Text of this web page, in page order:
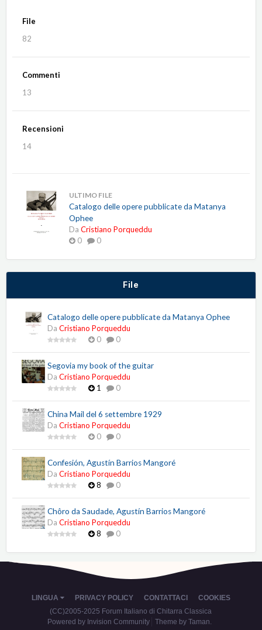
File
82
Commenti
13
Recensioni
14
ULTIMO FILE
Catalogo delle opere pubblicate da Matanya
Ophee
Da Cristiano Porqueddu
0
0
File
Catalogo delle opere pubblicate da Matanya Ophee
Da Cristiano Porqueddu
0
0
Segovia my book of the guitar
Da Cristiano Porqueddu
1
0
China Mail del 6 settembre 1929
Da Cristiano Porqueddu
0
0
Confesión, Agustín Barrios Mangoré
Da Cristiano Porqueddu
8
0
Chôro da Saudade, Agustín Barrios Mangoré
Da Cristiano Porqueddu
8
0
LINGUA PRIVACY POLICY CONTATTACI
COOKIES
(CC)2005-2025 Forum Italiano di Chitarra Classica
Powered by Invision Community
Theme by Taman.